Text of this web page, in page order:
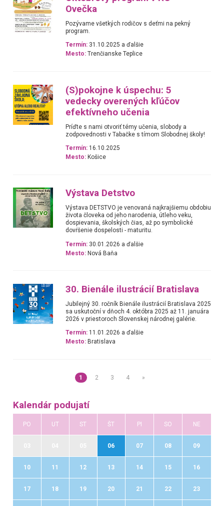
Ovečka
Pozývame všetkých rodičov s deťmi na pekný
program.
Termín: 31.10.2025 a ďalšie
Mesto: Trenčianske Teplice
(S)pokojne k úspechu: 5
vedecky overených kľúčov
efektívneho učenia
Príďte s nami otvoriť témy učenia, slobody a
zodpovednosti v Tabačke s tímom Slobodnej školy!
Termín: 16.10.2025
Mesto: Košice
Výstava Detstvo
Výstava DETSTVO je venovaná najkrajšiemu obdobiu
života človeka od jeho narodenia, útleho veku,
dospievania, školských čias, až po symbolické
dovŕšenie dospelosti - maturitu.
Termín: 30.01.2026 a ďalšie
Mesto: Nová Baňa
30. Bienále ilustrácií Bratislava
Jubilejný 30. ročník Bienále ilustrácií Bratislava 2025
sa uskutoční v dňoch 4. októbra 2025 až 11. januára
2026 v priestoroch Slovenskej národnej galérie.
Termín: 11.01.2026 a ďalšie
Mesto: Bratislava
1 2 3 4 »
Kalendár podujatí
PO UT ST ŠT PI SO NE
06 07 08 09
10 11 12 13 14 15 16
17 18 19 20 21 22 23